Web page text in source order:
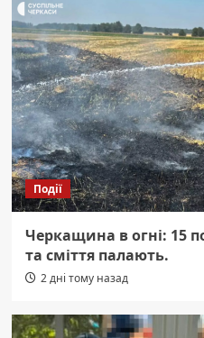
Події
Черкащина в огні: 15
та сміття палають.
2 дні тому назад